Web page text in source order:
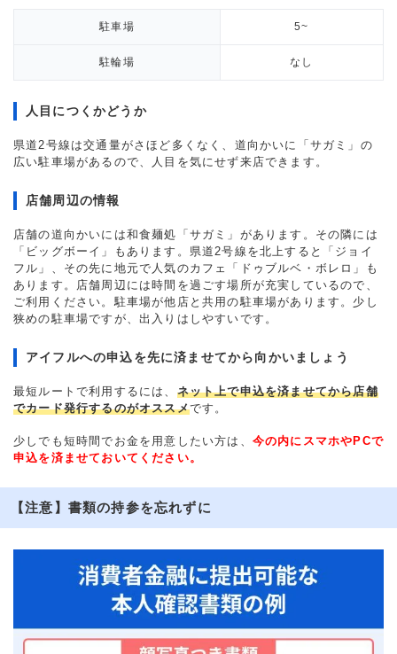
駐車場 5~
駐輪場 なし
人目につくかどうか
県道2号線は交通量がさほど多くなく、道向かいに「サガミ」の
広い駐車場があるので、人目を気にせず来店できます。
店舗周辺の情報
店舗の道向かいには和食麺処「サガミ」があります。その隣には
「ビッグボーイ」もあります。県道2号線を北上すると「ジョイ
フル」、その先に地元で人気のカフェ「ドゥブルベ・ボレロ」も
あります。店舗周辺には時間を過ごす場所が充実しているので、
ご利用ください。駐車場が他店と共用の駐車場があります。少し
狭めの駐車場ですが、出入りはしやすいです。
アイフルへの申込を先に済ませてから向かいましょう
最短ルートで利用するには、 ネット上で申込を済ませてから店舗
でカード発行するのがオススメです。
少しでも短時間でお金を用意したい方は、 今の内にスマホやPCで
申込を済ませておいてください。
【注意】書類の持参を忘れずに